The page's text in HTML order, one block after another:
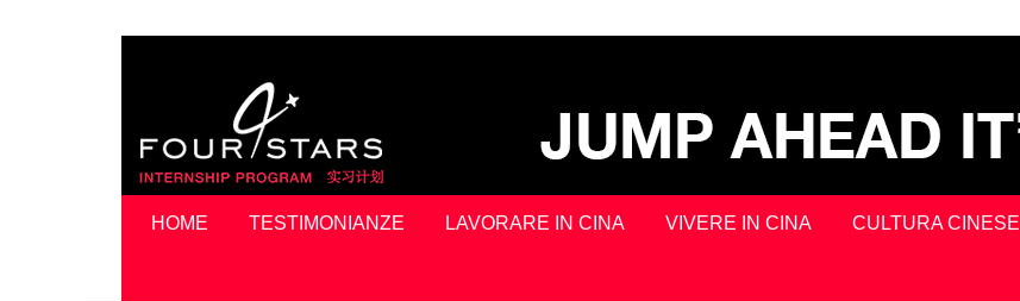
HOME TESTIMONIANZE LAVORARE IN CINA VIVERE IN CINA CULTURA CINESE